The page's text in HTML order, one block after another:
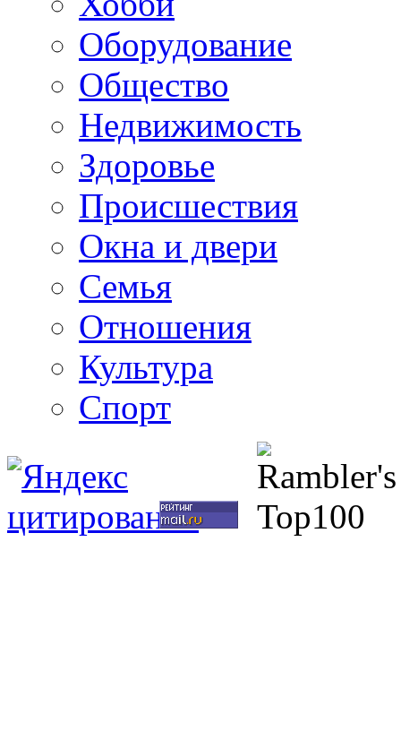
Оборудование
Общество
Недвижимость
Здоровье
Происшествия
Окна и двери
Семья
Отношения
Культура
Спорт